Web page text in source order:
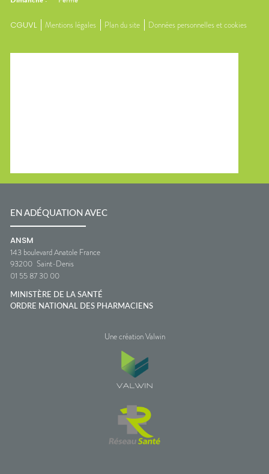
CGUVL Mentions légales Plan du site Données personnelles et cookies
EN ADÉQUATION AVEC
ANSM
143 boulevard Anatole France
93200 Saint-Denis
01 55 87 30 00
MINISTÈRE DE LA SANTÉ
ORDRE NATIONAL DES PHARMACIENS
Une création Valwin